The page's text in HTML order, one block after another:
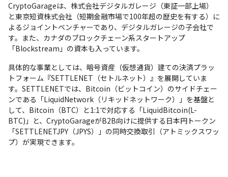
CryptoGarageは、株式会社デジタルガレージ（東証一部上場）
と東京短資株式会社（短期金融市場で100年超の歴史を有する）に
よるジョイントベンチャーであり、デジタルガレージの子会社で
す。また、カナダのブロックチェーン系スタートアップ
「Blockstream」の資本も入っています。
具体的な事業としては、暗号資産（仮想通貨）建ての決済プラッ
トフォーム『SETTLENET（セトルネット）』を展開していま
す。SETTLENETでは、Bitcoin（ビットコイン）のサイドチェー
ンである「LiquidNetwork（リキッドネットワーク）」を基盤と
して、Bitcoin（BTC）と1:1で対応する「LiquidBitcoin(L-
BTC)」と、CryptoGarageがB2B向けに提供する日本円トークン
「SETTLENETJPY（JPYS）」の同時交換取引（アトミックスワッ
プ）が実現できます。